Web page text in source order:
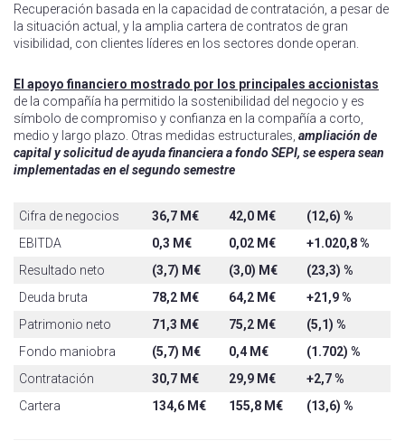
Recuperación basada en la capacidad de contratación, a pesar de
la situación actual, y la amplia cartera de contratos de gran
visibilidad, con clientes líderes en los sectores donde operan.
El apoyo financiero mostrado por los principales accionistas
de la compañía ha permitido la sostenibilidad del negocio y es
símbolo de compromiso y confianza en la compañía a corto,
medio y largo plazo. Otras medidas estructurales, ampliación de
capital y solicitud de ayuda financiera a fondo SEPI, se espera sean
implementadas en el segundo semestre
Cifra de negocios 36,7 M€ 42,0 M€ (12,6) %
EBITDA
0,3 M€ 0,02 M€ +1.020,8%
Resultado neto
(3,7) M€ (3,0) M€ (23,3) %
Deuda bruta
78,2 M€ 64,2 M€ +21,9%
Patrimonio neto
71,3 M€ 75,2 M€ (5,1) %
Fondo maniobra
(5,7) M€ 0,4 M€ (1.702) %
Contratación
30,7 M€ 29,9 M€ +2,7%
Cartera
134,6 M€ 155,8 M€ (13,6) %